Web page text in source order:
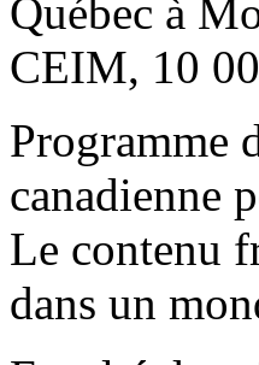
Québec à
CEIM, 10
Programme
canadienne
Le contenu
dans un